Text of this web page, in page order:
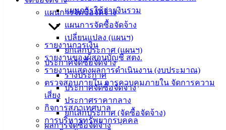
แผนการจัดซื้อจัดจ้าง
แผนการจัดซื้อจัดจ้าง
เปลี่ยนแปลง (แผนฯ)
ยกเลิกประกาศ (แผนฯ)
ประกาศจัดซื้อจัดจ้าง
ร่างประกาศ
ประกาศจัดซื้อจัดจ้าง
ประกาศราคากลาง
ยกเลิกประกาศ (จัดซื้อจัดจ้าง)
ผลการจัดซื้อจัดจ้าง
แผนการใช้จ่ายงินรวม
รายงานการเงิน
รายงานของผู้สอบบัญชี สตง.
รายงานแสดงผลการดำเนินงาน (งบประมาณ)
ตรวจสอบภายใน การควบคุมภายใน จัดการความ
เสี่ยง
กิจการสภาเทศบาล
การบริหารทรัพยากรบุคคล
หัวหน้า
ส่วน
ราชการ
สงวนลิขสิทธิ์ © 2563 เทศบาลเมืองอ่างศิลา จังหวัดชลบุรี |
angsilacity.go.th | Powered byBuuscript